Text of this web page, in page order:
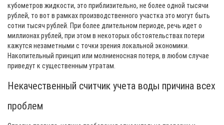
кубометров жидкости, это приблизительно, не более одной тысячи
рублей, то вот в рамках производственного участка это могут быть
сотни тысяч рублей. При более длительном периоде, речь идет о
миллионах рублей, при этом в некоторых обстоятельствах потери
кажутся незаметными с точки зрения локальной экономики.
Накопительный принцип или молниеносная потеря, в любом случае
приведут к существенным утратам.
Некачественный считчик учета воды причина всех
проблем